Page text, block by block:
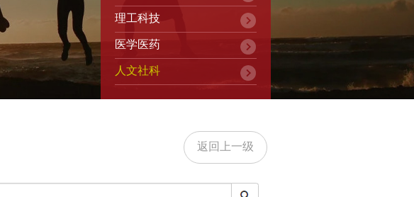
理工科技
医学医药
人文社科
返回上一级